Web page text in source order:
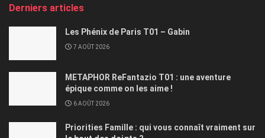
Derniers articles
Les Phénix de Paris T01 – Gabin
7 AOÛT 2026
METAPHOR ReFantazio T01 : une aventure
épique comme on les aime !
6 AOÛT 2026
Priorities Famille : qui vous connaît vraiment sur